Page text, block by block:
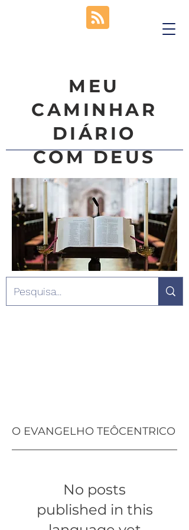
MEU
CAMINHAR
DIÁRIO
COM DEUS
O EVANGELHO TEÔCENTRICO
No posts
published in this